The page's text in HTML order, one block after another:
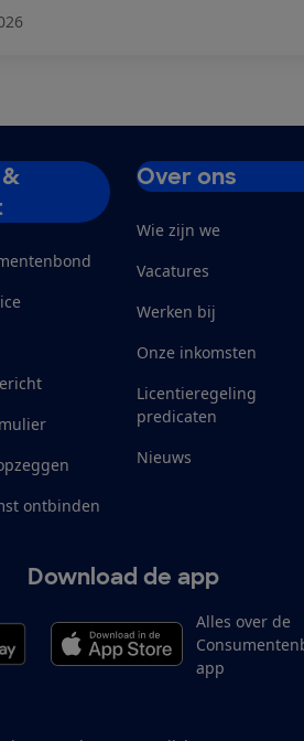
ontbinden
Over ons
Wie zijn we
Vacatures
Werken bij
Onze inkomsten
Licentieregeling
predicaten
Nieuws
Download de app
Alles over de
app